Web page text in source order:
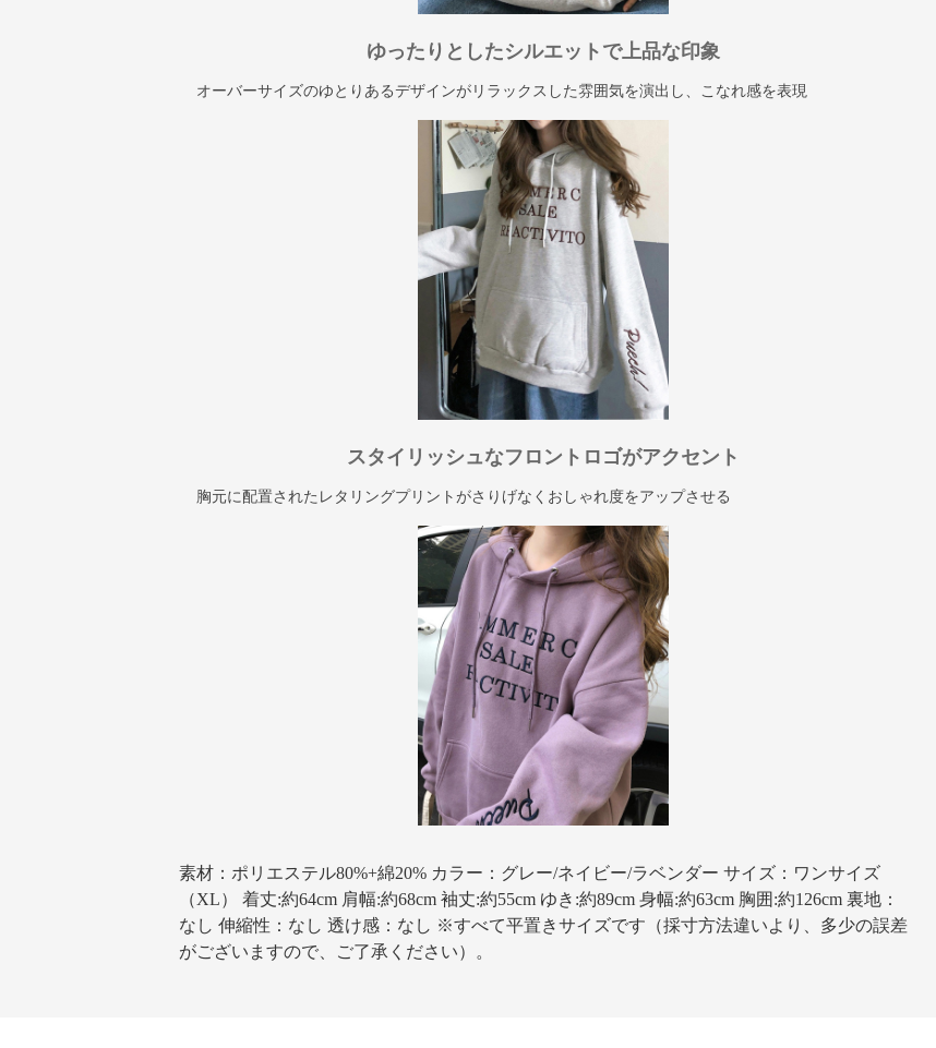
ゆったりとしたシルエットで上品な印象
オーバーサイズのゆとりあるデザインがリラックスした雰囲気を演出し、こなれ感を表現
スタイリッシュなフロントロゴがアクセント
胸元に配置されたレタリングプリントがさりげなくおしゃれ度をアップさせる
素材：ポリエステル80%+綿20% カラー：グレー/ネイビー/ラベンダー サイズ：ワンサイズ
（XL） 着丈:約64cm 肩幅:約68cm 袖丈:約55cm ゆき:約89cm 身幅:約63cm 胸囲:約126cm 裏地：
なし 伸縮性：なし 透け感：なし ※すべて平置きサイズです（採寸方法違いより、多少の誤差
がございますので、ご了承ください）。